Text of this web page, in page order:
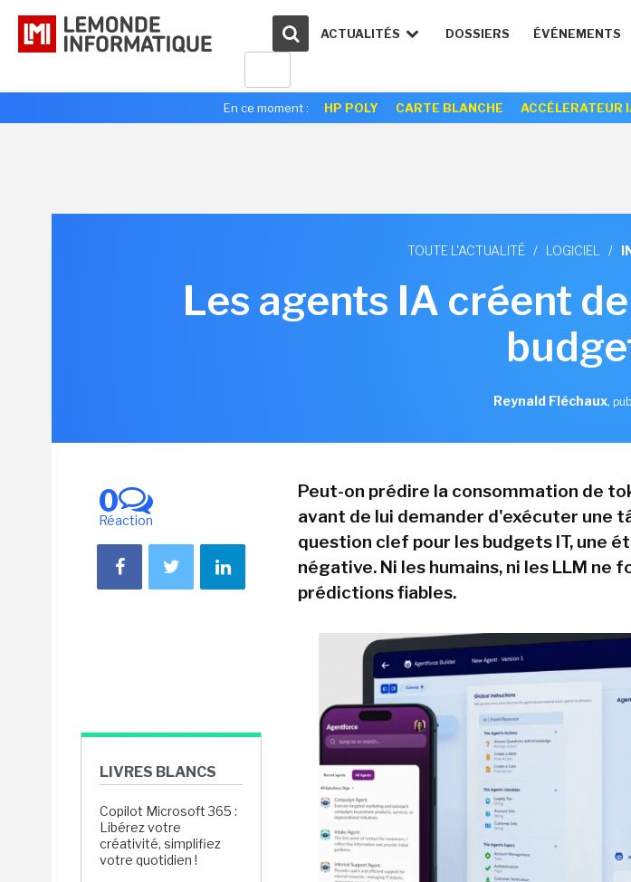
ACTUALITÉS DOSSIERS ÉVÉNEMENTS
En ce moment : HP POLY CARTE BLANCHE ACCÉLERATEUR
TOUTE L'ACTUALITÉ / LOGICIEL /
Les agents IA créent
Reynald Fléchaux,
0
Réaction
LIVRES BLANCS
Copilot Microsoft 365 :
Libérez votre
créativité, simplifiez
votre quotidien !
Peut-on prédire la consommation de
avant de lui demander d'exécuter une
question clef pour les budgets IT, une
négative. Ni les humains, ni les LLM ne
prédictions fiables.